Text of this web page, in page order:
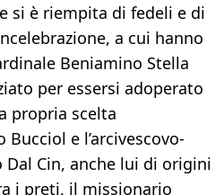
si è riempita di fedeli e di
a cui hanno
Beniamino Stella
per essersi adoperato
propria scelta
e l’arcivescovo-
Cin, anche lui di origini
i preti, il missionario